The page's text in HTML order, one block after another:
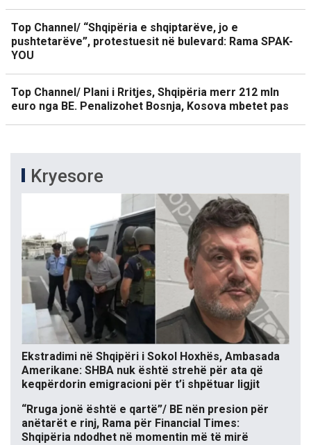
Top Channel/ “Shqipëria e shqiptarëve, jo e
pushtetarëve”, protestuesit në bulevard: Rama SPAK-
YOU
Top Channel/ Plani i Rritjes, Shqipëria merr 212 mln
euro nga BE. Penalizohet Bosnja, Kosova mbetet pas
Kryesore
Ekstradimi në Shqipëri i Sokol Hoxhës, Ambasada
Amerikane: SHBA nuk është strehë për ata që
keqpërdorin emigracioni për t’i shpëtuar ligjit
“Rruga jonë është e qartë”/ BE nën presion për
anëtarët e rinj, Rama për Financial Times:
Shqipëria ndodhet në momentin më të mirë